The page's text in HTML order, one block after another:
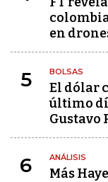
en
5 BOLSAS
El dólar
último
Gustavo
6 ANÁLISIS
Más